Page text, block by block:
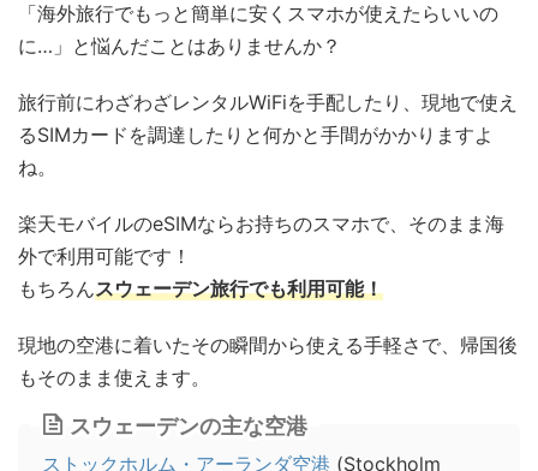
「海外旅行でもっと簡単に安くスマホが使えたらいいの
に…」と悩んだことはありませんか？
旅行前にわざわざレンタルWiFiを手配したり、現地で使え
るSIMカードを調達したりと何かと手間がかかりますよ
ね。
楽天モバイルのeSIMならお持ちのスマホで、そのまま海
外で利用可能です！
もちろんスウェーデン旅行でも利用可能！
現地の空港に着いたその瞬間から使える手軽さで、帰国後
もそのまま使えます。
スウェーデンの主な空港
ストックホルム・アーランダ空港 (Stockholm